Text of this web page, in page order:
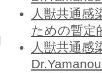
人獣共通感
ための暫定
人獣共通感